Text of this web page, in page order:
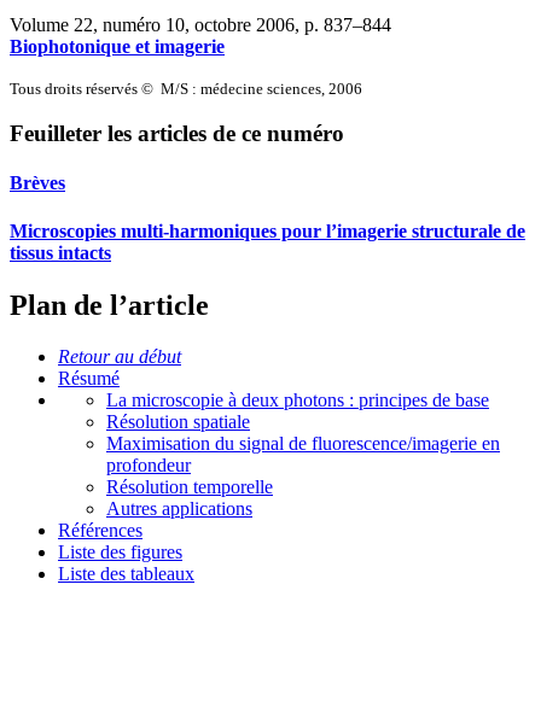
Volume 22, numéro 10, octobre 2006, p. 837–844
Biophotonique et imagerie
Tous droits réservés © M/S : médecine sciences, 2006
Feuilleter les articles de ce numéro
Brèves
Microscopies multi-harmoniques pour l’imagerie structurale de
tissus intacts
Plan de l’article
Retour au début
Résumé
La microscopie à deux photons : principes de base
Résolution spatiale
Maximisation du signal de fluorescence/imagerie en
profondeur
Résolution temporelle
Autres applications
Références
Liste des figures
Liste des tableaux